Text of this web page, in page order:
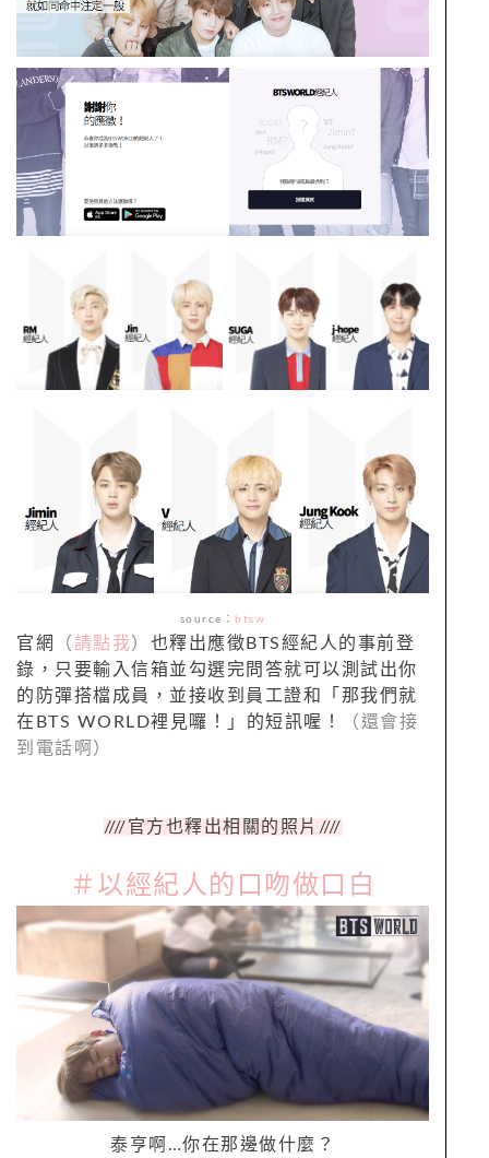
source： btsw
官網 （ 請點我） 也釋出應徵BTS經紀人的事前登
錄，只要輸入信箱並勾選完問答就可以測試出你
的防彈搭檔成員，並接收到員工證和「那我們就
在BTS WORLD裡見囉！」的短訊喔！
（還會接
到電話啊）
////官方也釋出相關的照片 ////
＃以經紀人的口吻做口白
泰亨啊 …你在那邊做什麼？